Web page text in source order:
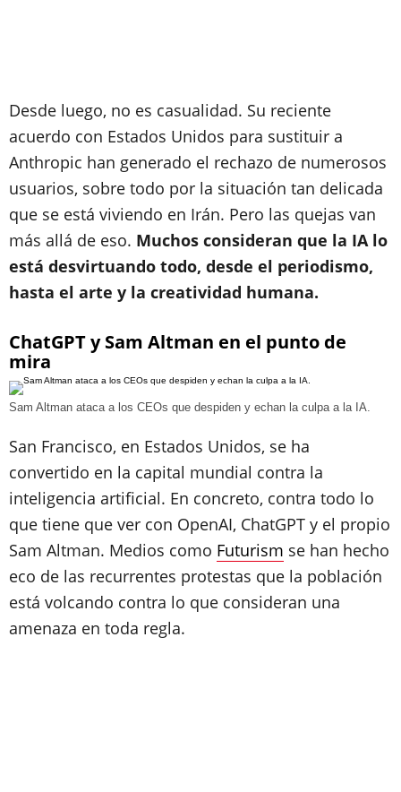
Desde luego, no es casualidad. Su reciente
acuerdo con Estados Unidos para sustituir a
Anthropic han generado el rechazo de numerosos
usuarios, sobre todo por la situación tan delicada
que se está viviendo en Irán. Pero las quejas van
más allá de eso. Muchos consideran que la IA lo
está desvirtuando todo, desde el periodismo,
hasta el arte y la creatividad humana.
ChatGPT y Sam Altman en el punto de
mira
Sam Altman ataca a los CEOs que despiden y echan la culpa a la IA.
San Francisco, en Estados Unidos, se ha
convertido en la capital mundial contra la
inteligencia artificial. En concreto, contra todo lo
que tiene que ver con OpenAI, ChatGPT y el propio
Sam Altman. Medios como Futurism se han hecho
eco de las recurrentes protestas que la población
está volcando contra lo que consideran una
amenaza en toda regla.